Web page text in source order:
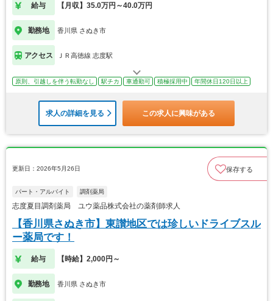
給与 【月収】35.0万円～40.0万円
勤務地 香川県 さぬき市
アクセス ＪＲ高徳線 志度駅
原則、引越しを伴う転勤なし 駅チカ 車通勤可 積極採用中 年間休日120日以上
求人の詳細を見る この求人に興味がある
更新日：2026年5月26日 保存する
パート・アルバイト 調剤薬局
志度夏目調剤薬局 ユウ薬品株式会社の薬剤師求人
【香川県さぬき市】東讃地区では珍しいドライブスル
ー薬局です！
給与 【時給】2,000円～
勤務地 香川県 さぬき市